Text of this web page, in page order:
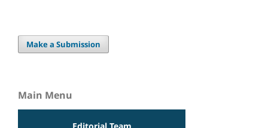
Make a Submission
Main Menu